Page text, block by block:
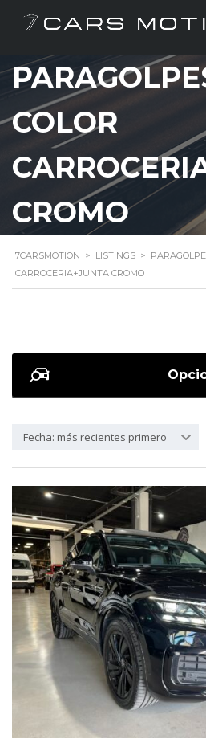
COLOR
CROMO
7CARSMOTION > LISTINGS >
CARROCERIA+JUNTA CROMO
Fecha: más recientes primero